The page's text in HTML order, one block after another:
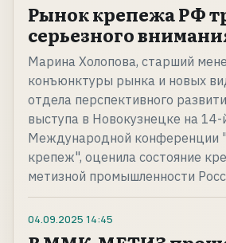
Рынок крепежа РФ
серьезного
Марина Холопова, старший
конъюнктуры рынка и новых
отдела перспективного
выступа в Новокузнецке на 14-
Международной конференции
крепеж", оценила состояние
метизной промышленности
04.09.2025 14:45